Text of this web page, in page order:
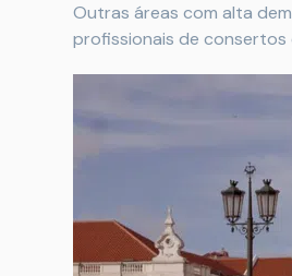
Outras áreas com alta
profissionais de consertos